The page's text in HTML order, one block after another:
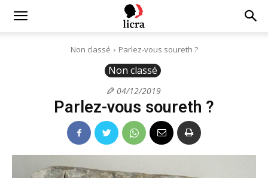
Licra
Non classé Parlez-vous soureth ?
Non classé
04/12/2019
Parlez-vous soureth ?